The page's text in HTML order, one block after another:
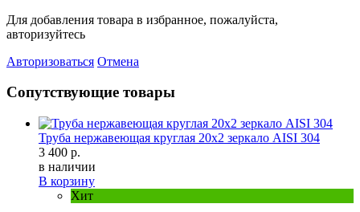
Для добавления товара в избранное, пожалуйста,
авторизуйтесь
Авторизоваться Отмена
Сопутствующие товары
Труба нержавеющая круглая 20х2 зеркало AISI 304
3 400 р.
в наличии
В корзину
Хит